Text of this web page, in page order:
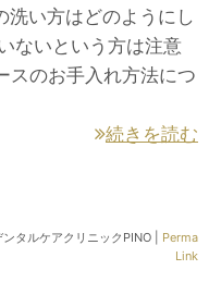
洗い方はどのようにし
ないという方は注意
スのお手入れ方法につ
続きを読む
タルケアクリニックPINO
Perma
Link